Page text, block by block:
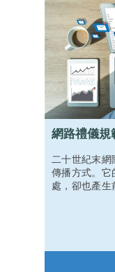
網路禮儀規
二十世紀末
傳播方式。它
處，卻也產生
素養及網路禮
慣，並善用